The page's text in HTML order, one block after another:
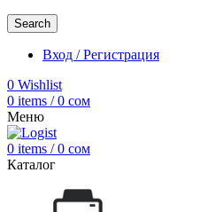
Search
Вход / Регистрация
0 Wishlist
0 items / 0 сом
Меню
0 items / 0 сом
Каталог